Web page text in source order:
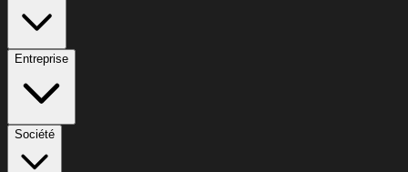
Entreprise
Société